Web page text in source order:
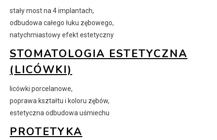
stały most na 4 implantach,
odbudowa całego łuku zębowego,
natychmiastowy efekt estetyczny
STOMATOLOGIA ESTETYCZNA
(LICÓWKI)
licówki porcelanowe,
poprawa kształtu i koloru zębów,
estetyczna odbudowa uśmiechu
PROTETYKA